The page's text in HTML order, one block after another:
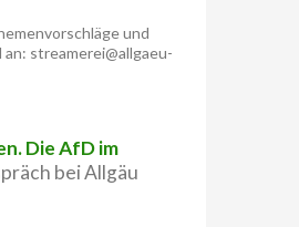
und
streamerei@allgaeu-
Die AfD im
bei Allgäu